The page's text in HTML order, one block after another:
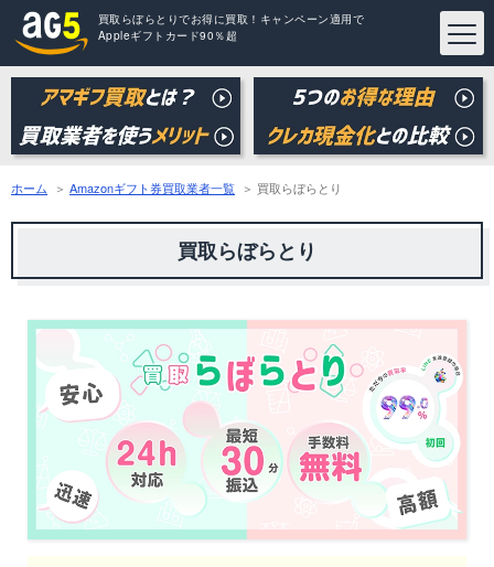
買取らぼらとりでお得に買取！キャンペーン適用で
Appleギフトカード90％超
ホーム Amazonギフト券買取業者一覧 買取らぼらとり
買取らぼらとり